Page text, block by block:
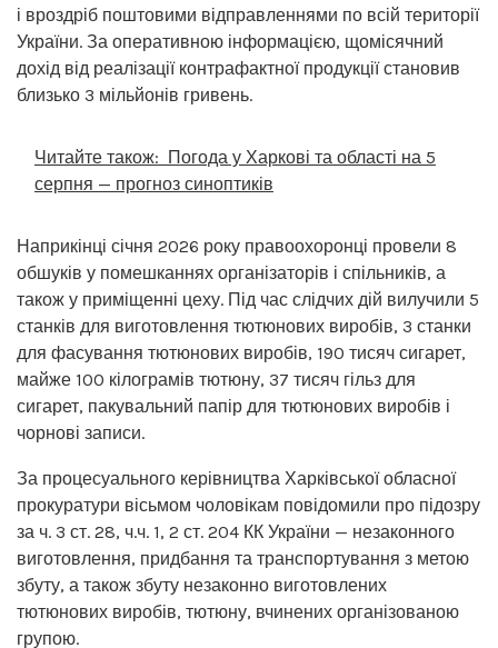
і вроздріб поштовими відправленнями по всій території
України. За оперативною інформацією, щомісячний
дохід від реалізації контрафактної продукції становив
близько 3 мільйонів гривень.
Читайте також: Погода у Харкові та області на 5
серпня — прогноз синоптиків
Наприкінці січня 2026 року правоохоронці провели 8
обшуків у помешканнях організаторів і спільників, а
також у приміщенні цеху. Під час слідчих дій вилучили 5
станків для виготовлення тютюнових виробів, 3 станки
для фасування тютюнових виробів, 190 тисяч сигарет,
майже 100 кілограмів тютюну, 37 тисяч гільз для
сигарет, пакувальний папір для тютюнових виробів і
чорнові записи.
За процесуального керівництва Харківської обласної
прокуратури вісьмом чоловікам повідомили про підозру
за ч. 3 ст. 28, ч.ч. 1, 2 ст. 204 КК України — незаконного
виготовлення, придбання та транспортування з метою
збуту, а також збуту незаконно виготовлених
тютюнових виробів, тютюну, вчинених організованою
групою.